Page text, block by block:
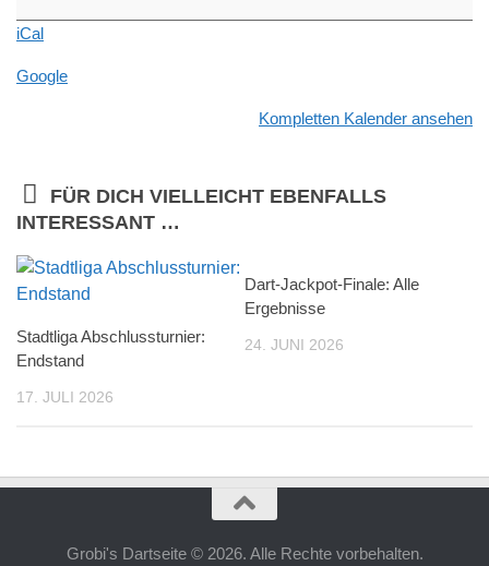
-
ABC
iCal
Google
Kompletten Kalender ansehen
FÜR DICH VIELLEICHT EBENFALLS
INTERESSANT …
Stadtliga Abschlussturnier:
Endstand
17. JULI 2026
Dart-Jackpot-Finale: Alle
Ergebnisse
24. JUNI 2026
Grobi's Dartseite © 2026. Alle Rechte vorbehalten.